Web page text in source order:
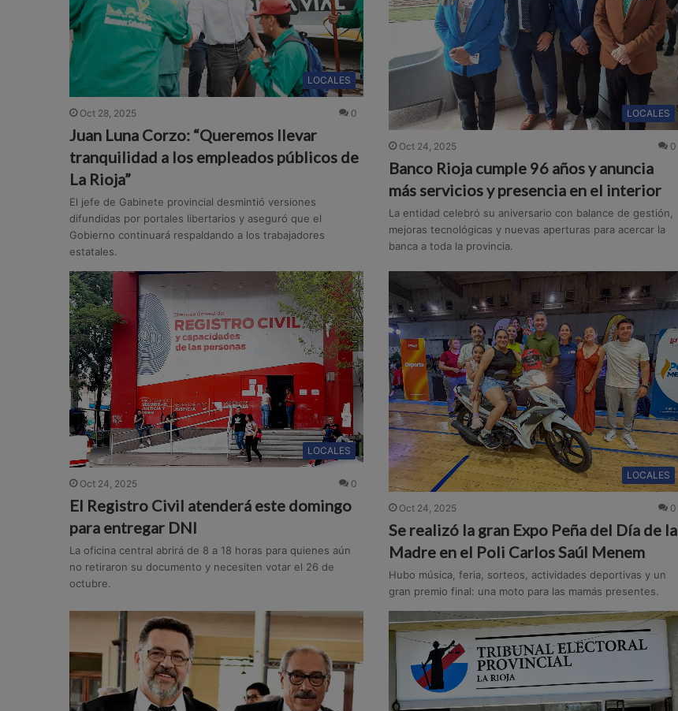
LOCALES
Oct 28, 2025 0
Juan Luna Corzo: “Queremos llevar
tranquilidad a los empleados públicos de
La Rioja”
El jefe de Gabinete provincial desmintió versiones
difundidas por portales libertarios y aseguró que el
Gobierno continuará respaldando a los trabajadores
estatales.
LOCALES
Oct 24, 2025 0
Banco Rioja cumple 96 años y anuncia
más servicios y presencia en el interior
La entidad celebró su aniversario con balance de gestión,
mejoras tecnológicas y nuevas aperturas para acercar la
banca a toda la provincia.
LOCALES
Oct 24, 2025 0
El Registro Civil atenderá este domingo
para entregar DNI
La oficina central abrirá de 8 a 18 horas para quienes aún
no retiraron su documento y necesiten votar el 26 de
octubre.
LOCALES
Oct 24, 2025 0
Se realizó la gran Expo Peña del Día de la
Madre en el Poli Carlos Saúl Menem
Hubo música, feria, sorteos, actividades deportivas y un
gran premio final: una moto para las mamás presentes.